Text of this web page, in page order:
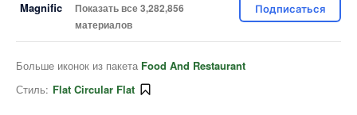
Показать все 3,282,856
материалов
Подписаться
Больше иконок из пакета Food And Restaurant
Стиль: Flat Circular Flat